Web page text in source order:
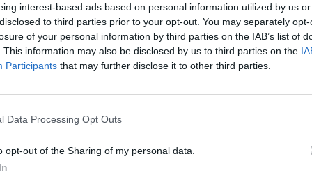
interest-based ads based on personal information utilized by us
to third parties prior to your opt-out. You may separately
of your personal information by third parties on the IAB’s list of
This information may also be disclosed by us to third parties on the
Participants that may further disclose it to other third parties.
Data Processing Opt Outs
opt-out of the Sharing of my personal data.
úzkost, environmentální
smutek. Jsou to nové
nebo prožívali podobné
i lidé v minulosti? Obavy z
se životního prostředí
Někdy ale mohou narůst
Jak poznáme, že nastal čas
I o tom jsme hovořili s
zabývajícím se
klimatické krize a